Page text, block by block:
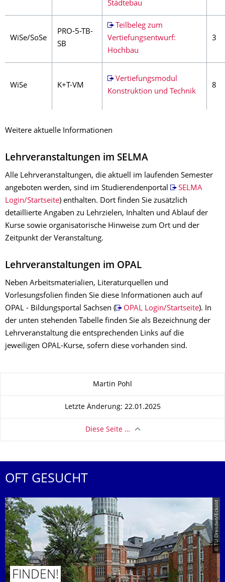
Städtebau
WiSe/SoSe
PRO-5-TB-
SB
Teilbeleg zum
Vertiefungsentwurf:
Hochbau
3
WiSe K+T-VM
Vertiefungsmodul
Konstruktion und Technik
8
Weitere aktuelle Informationen
Lehrveranstaltungen im SELMA
Alle Lehrveranstaltungen, die aktuell im laufenden Semester
angeboten werden, sind im Studierendenportal
SELMA
Login/Startseite) enthalten. Dort finden Sie zusätzlich
detaillierte Angaben zu Lehrzielen, Inhalten und Ablauf der
Kurse sowie organisatorische Hinweise zum Ort und der
Zeitpunkt der Veranstaltung.
Lehrveranstaltungen im OPAL
Neben Arbeitsmaterialien, Literaturquellen und
Vorlesungsfolien finden Sie diese Informationen auch auf
OPAL - Bildungsportal Sachsen (
OPAL Login/Startseite). In
der unten stehenden Tabelle finden Sie als Bezeichnung der
Lehrveranstaltung die entsprechenden Links auf die
jeweiligen OPAL-Kurse, sofern diese vorhanden sind.
Martin Pohl
Letzte Änderung: 22.01.2025
Diese Seite …
OFT GESUCHT
© TU Dresden/Eckold
FINDEN!